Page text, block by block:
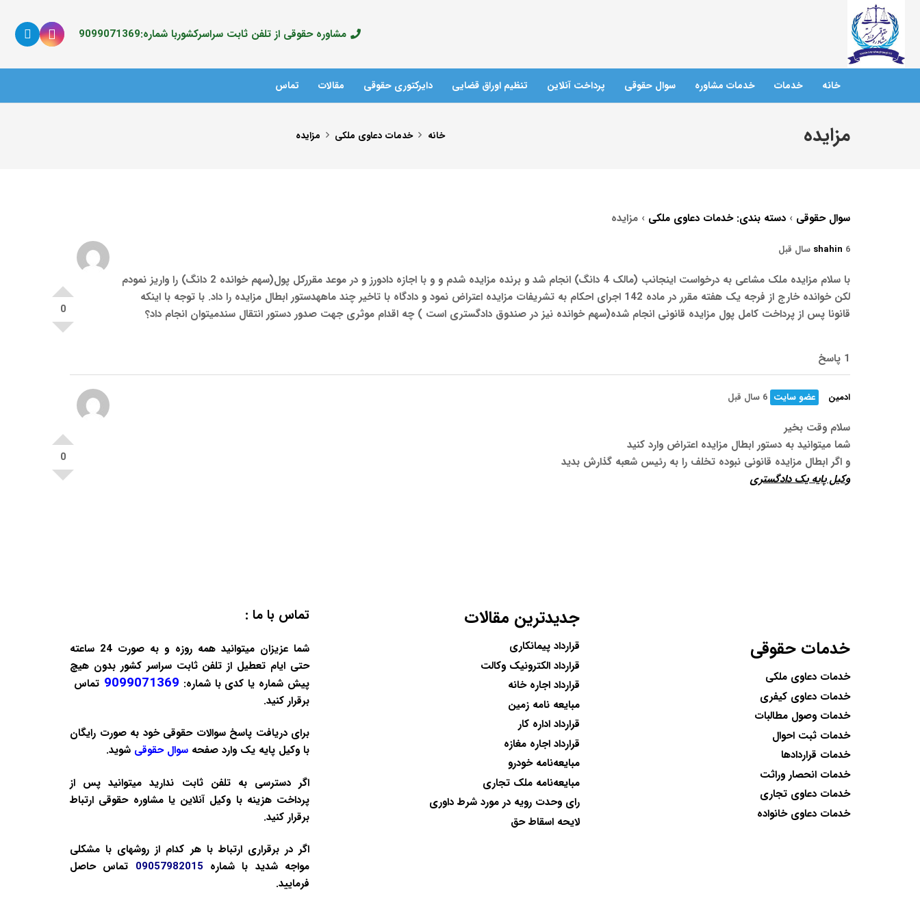
مشاوره حقوقی از تلفن ثابت سراسرکشوربا شماره:9099071369
خانه خدمات خدمات مشاوره سوال حقوقی پرداخت آنلاین تنظیم اوراق قضایی دایرکتوری حقوقی مقالات تماس
مزایده خانه خدمات دعاوی ملکی مزایده
سوال حقوقی › دسته بندی: خدمات دعاوی ملکی › مزایده
0
shahin 6 سال قبل
با سلام مزایده ملک مشاعی به درخواست اینجانب (مالک 4 دانگ) انجام شد و برنده مزایده شدم و و با اجازه دادورز و در موعد مقررکل پول(سهم خوانده 2 دانگ) را واریز نمودم
لکن خوانده خارج از فرجه یک هفته مقرر در ماده 142 اجرای احکام به تشریفات مزایده اعتراض نمود و دادگاه با تاخیر چند ماههدستور ابطال مزایده را داد. با توجه با اینکه
قانونا پس از پرداخت کامل پول مزایده قانونی انجام شده(سهم خوانده نیز در صندوق دادگستری است ) چه اقدام موثری جهت صدور دستور انتقال سندمیتوان انجام داد؟
1 پاسخ
0
ادمین عضو سایت
سلام وقت بخیر
شما میتوانید به دستور ابطال مزایده اعتراض وارد کنید
و اگر ابطال مزایده قانونی نبوده تخلف را به رئیس شعبه گذارش بدید
وکیل پایه یک دادگستری
خدمات حقوقی
خدمات دعاوی ملکی
خدمات دعاوی کیفری
خدمات وصول مطالبات
خدمات ثبت احوال
خدمات قراردادها
خدمات انحصار وراثت
خدمات دعاوی تجاری
خدمات دعاوی خانواده
جدیدترین مقالات
قرارداد پیمانکاری
قرارداد الکترونیک وکالت
قرارداد اجاره خانه
مبایعه نامه زمین
قرارداد اداره کار
قرارداد اجاره مغازه
مبایعه‌نامه خودرو
مبایعه‌نامه ملک تجاری
رای وحدت رویه در مورد شرط داوری
لایحه اسقاط حق
تماس با ما :
شما عزیزان میتوانید همه روزه و به صورت 24 ساعته
حتی ایام تعطیل از تلفن ثابت سراسر کشور بدون هیچ
پیش شماره یا کدی با شماره: 9099071369 تماس
برقرار کنید.
برای دریافت پاسخ سوالات حقوقی خود به صورت رایگان
با وکیل پایه یک وارد صفحه سوال حقوقی شوید.
اگر دسترسی به تلفن ثابت ندارید میتوانید پس از
پرداخت هزینه با وکیل آنلاین یامشاوره حقوقی ارتباط
برقرار کنید.
اگر در برقراری ارتباط با هر کدام از روشهای با مشکلی
مواجه شدید با شماره 09057982015 تماس حاصل
فرمایید.